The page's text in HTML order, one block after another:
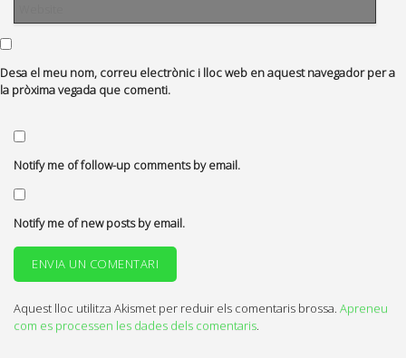
Desa el meu nom, correu electrònic i lloc web en aquest navegador per a
la pròxima vegada que comenti.
Notify me of follow-up comments by email.
Notify me of new posts by email.
Aquest lloc utilitza Akismet per reduir els comentaris brossa. Apreneu
com es processen les dades dels comentaris.